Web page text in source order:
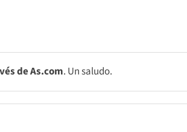
de As.com. Un saludo.